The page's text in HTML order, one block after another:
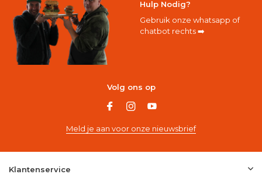
Hulp Nodig?
Gebruik onze whatsapp of
chatbot rechts ➡️
Volg ons op
Meld je aan voor onze nieuwsbrief
Klantenservice